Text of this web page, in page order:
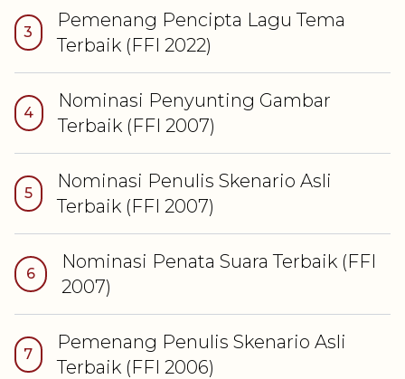
3
Pemenang Pencipta Lagu Tema
Terbaik(FFI 2022)
4
Nominasi Penyunting Gambar
Terbaik(FFI 2007)
5
Nominasi Penulis Skenario Asli
Terbaik (FFI2007)
6
Nominasi Penata Suara Terbaik (FFI
2007)
7
Pemenang Penulis Skenario Asli
Terbaik(FFI 2006)